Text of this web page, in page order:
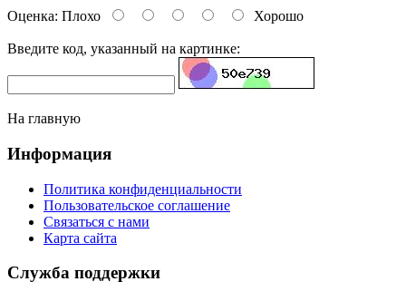
Оценка: Плохо Хорошо
Введите код, указанный на картинке:
На главную
Информация
Политика конфиденциальности
Пользовательское соглашение
Связаться с нами
Карта сайта
Служба поддержки